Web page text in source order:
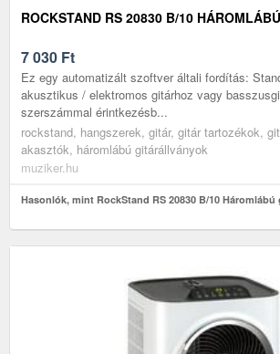
ROCKSTAND RS 20830 B/10
7 030 Ft
Ez egy automatizált szoftver általi fordítás:
akusztikus / elektromos gitárhoz vagy
szerszámmal érintkezésb...
rockstand, hangszerek, gitár, gitár tartozékok,
akasztók, háromlábú gitárállványok
muziker.hu
Hasonlók, mint RockStand RS 20830 B/10